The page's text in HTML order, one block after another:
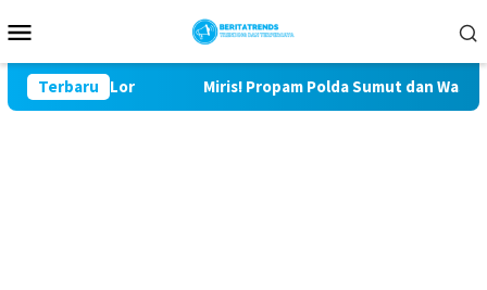
ke
Mobile
Terbaru
Lor Miris! Propam Polda Sumut dan Wasidik